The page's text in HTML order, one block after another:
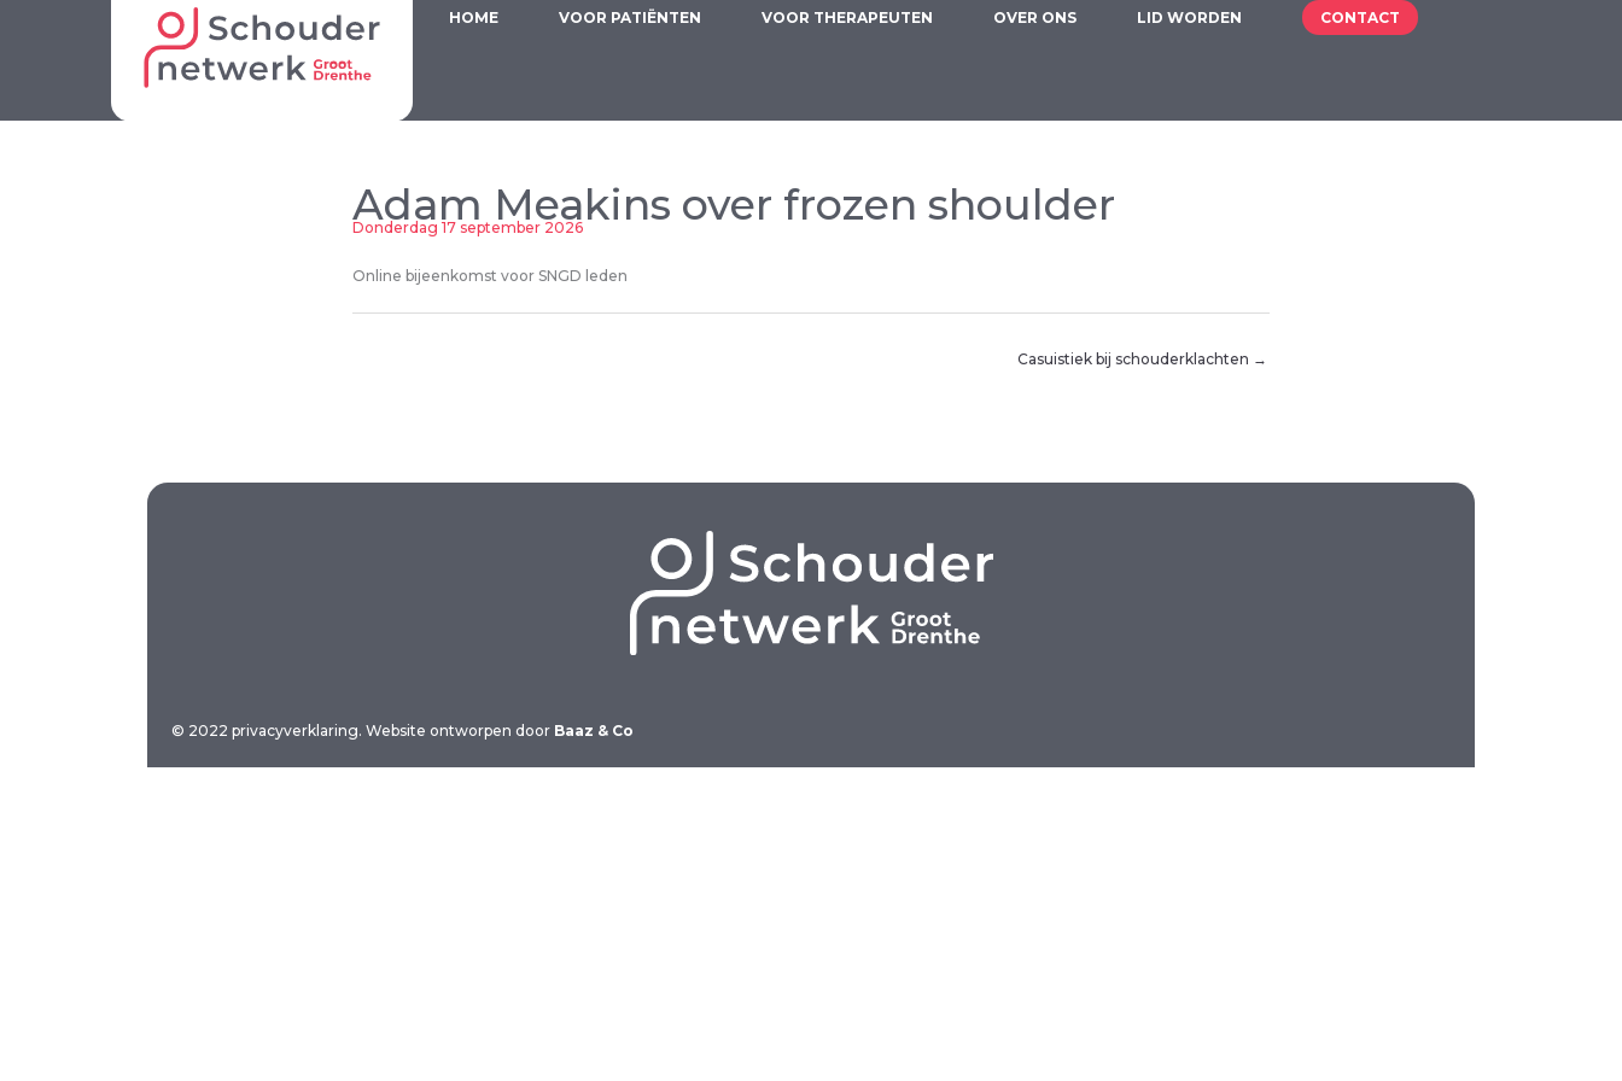
HOME VOOR PATIËNTEN VOOR THERAPEUTEN OVER ONS LID WORDEN CONTACT
Adam Meakins over frozen shoulder
Donderdag 17 september 2026
Online bijeenkomst voor SNGD leden
Casuistiek bij schouderklachten →
© 2022 privacyverklaring. Website ontworpen door Baaz & Co